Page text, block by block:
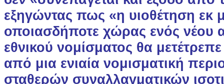
εξηγώντας πως «η υιοθέτηση εκ
οποιασδήποτε χώρας ενός νέου
εθνικού νομίσματος θα
από μια ενιαία νομισματική
σταθερών συναλλαγματικών